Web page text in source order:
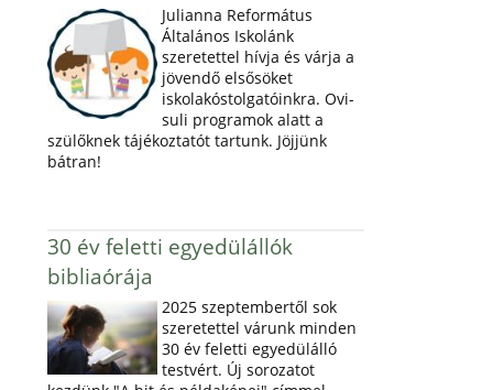
Julianna Református
Általános Iskolánk
szeretettel hívja és várja a
jövendő elsősöket
iskolakóstolgatóinkra. Ovi-
suli programok alatt a
szülőknek tájékoztatót tartunk. Jöjjünk
bátran!
30 év feletti egyedülállók
bibliaórája
2025 szeptembertől sok
szeretettel várunk minden
30 év feletti egyedülálló
testvért. Új sorozatot